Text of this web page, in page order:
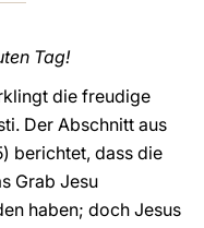
Tag!
die freudige
Der Abschnitt aus
berichtet, dass die
Grab Jesu
haben; doch Jesus